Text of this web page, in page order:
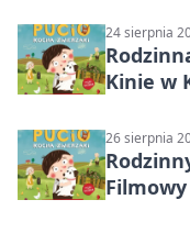
24 sierpnia
Kinie w
26 sierpnia